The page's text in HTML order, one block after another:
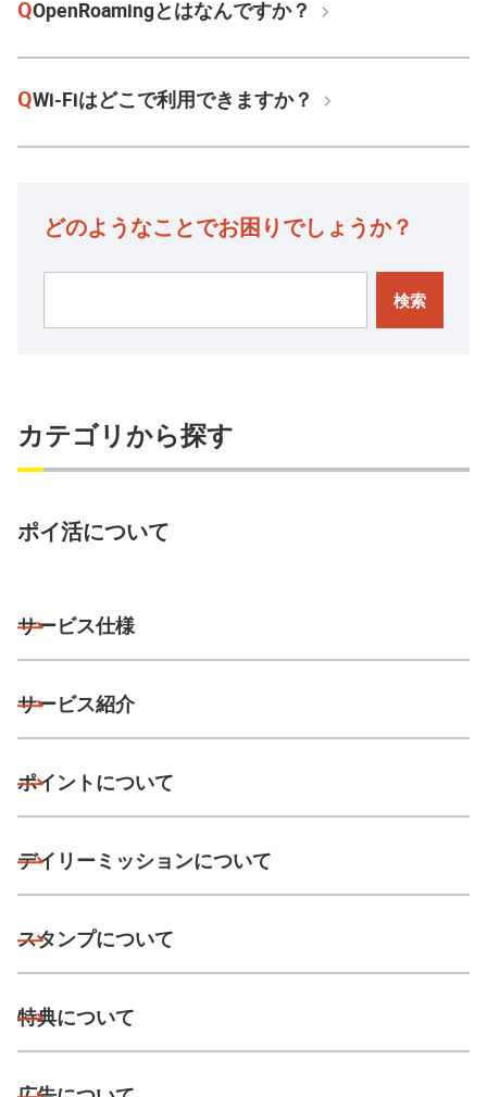
QOpenRoamingとはなんですか？
QWi-Fiはどこで利用できますか？
どのようなことでお困りでしょうか？
検索
カテゴリから探す
ポイ活について
サービス仕様
サービス紹介
ポイントについて
デイリーミッションについて
スタンプについて
特典について